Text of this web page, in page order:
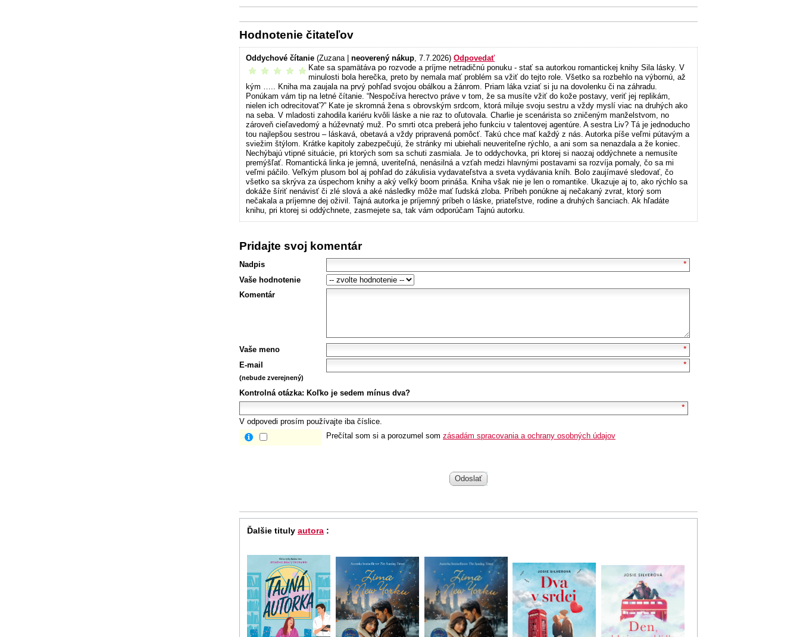
Hodnotenie čitateľov
Oddychové čítanie (Zuzana | neoverený nákup, 7.7.2026) Odpovedať
vrelo odporúčam
Kate sa spamätáva po rozvode a príjme netradičnú ponuku - stať sa autorkou romantickej knihy Sila lásky. V
minulosti bola herečka, preto by nemala mať problém sa vžiť do tejto role. Všetko sa rozbehlo na výbornú, až
kým ….. Kniha ma zaujala na prvý pohľad svojou obálkou a žánrom. Priam láka vziať si ju na dovolenku či na záhradu.
Ponúkam vám tip na letné čítanie. “Nespočíva herectvo práve v tom, že sa musíte vžiť do kože postavy, veriť jej replikám,
nielen ich odrecitovať?” Kate je skromná žena s obrovským srdcom, ktorá miluje svoju sestru a vždy myslí viac na druhých ako
na seba. V mladosti zahodila kariéru kvôli láske a nie raz to oľutovala. Charlie je scenárista so zničeným manželstvom, no
zároveň cieľavedomý a húževnatý muž. Po smrti otca preberá jeho funkciu v talentovej agentúre. A sestra Liv? Tá je jednoducho
tou najlepšou sestrou – láskavá, obetavá a vždy pripravená pomôcť. Takú chce mať každý z nás. Autorka píše veľmi pútavým a
sviežim štýlom. Krátke kapitoly zabezpečujú, že stránky mi ubiehali neuveriteľne rýchlo, a ani som sa nenazdala a že koniec.
Nechýbajú vtipné situácie, pri ktorých som sa schuti zasmiala. Je to oddychovka, pri ktorej si naozaj oddýchnete a nemusíte
premýšľať. Romantická linka je jemná, uveriteľná, nenásilná a vzťah medzi hlavnými postavami sa rozvíja pomaly, čo sa mi
veľmi páčilo. Veľkým plusom bol aj pohľad do zákulisia vydavateľstva a sveta vydávania kníh. Bolo zaujímavé sledovať, čo
všetko sa skrýva za úspechom knihy a aký veľký boom prináša. Kniha však nie je len o romantike. Ukazuje aj to, ako rýchlo sa
dokáže šíriť nenávisť či zlé slová a aké následky môže mať ľudská zloba. Príbeh ponúkne aj nečakaný zvrat, ktorý som
nečakala a príjemne dej oživil. Tajná autorka je príjemný príbeh o láske, priateľstve, rodine a druhých šanciach. Ak hľadáte
knihu, pri ktorej si oddýchnete, zasmejete sa, tak vám odporúčam Tajnú autorku.
Pridajte svoj komentár
Nadpis
Vaše hodnotenie
Komentár
Vaše meno
E-mail
(nebude zverejnený)
Kontrolná otázka: Koľko je sedem mínus dva?
V odpovedi prosím používajte iba číslice.
Prečítal som si a porozumel som zásadám spracovania a ochrany osobných údajov
Odoslať
Ďalšie tituly autora :